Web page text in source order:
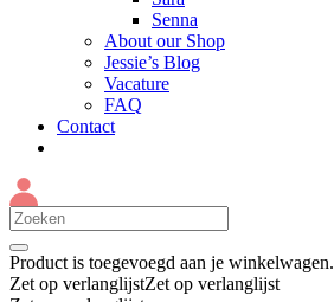
Senna
About our Shop
Jessie’s Blog
Vacature
FAQ
Contact
Product is toegevoegd aan je winkelwagen.
Zet op verlanglijstZet op verlanglijst